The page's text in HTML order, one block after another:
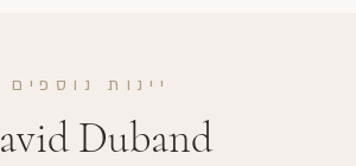
יינות נוספים
Duband